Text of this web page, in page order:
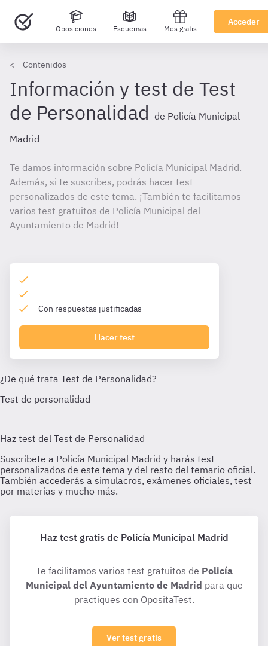
Oposiciones Esquemas Mes gratis
Acceder
Contenidos
Información y test de Test
de Personalidad de Policía Municipal
Madrid
Te damos información sobre Policía Municipal Madrid.
Además, si te suscribes, podrás hacer test
personalizados de este tema. ¡También te facilitamos
varios test gratuitos de Policía Municipal del
Ayuntamiento de Madrid!
Con respuestas justificadas
Hacer test
Haz test gratis de Policía Municipal Madrid
Te facilitamos varios test gratuitos de Policía
Municipal del Ayuntamiento de Madrid para que
practiques con OpositaTest.
Ver test gratis